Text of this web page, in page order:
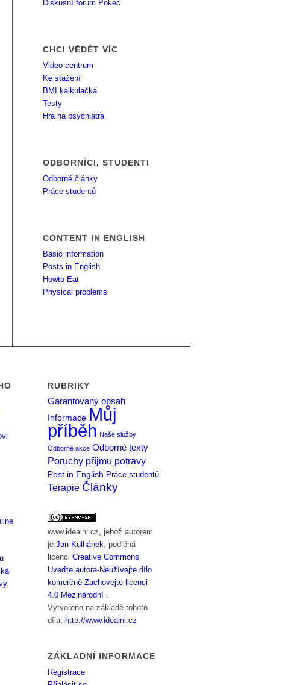
Diskusní forum Pokec
CHCI VĚDĚT VÍC
Video centrum
Ke stažení
BMI kalkulačka
Testy
Hra na psychiatra
ODBORNÍCI, STUDENTI
Odborné články
Práce studentů
CONTENT IN ENGLISH
Basic information
Posts in English
Howto Eat
Physical problems
RUBRIKY
Garantovaný obsah
Informace Můj
příběh Naše služby
Odborné akce Odborné texty
Poruchy příjmu potravy
Post in English Práce studentů
Terapie Články
www.idealni.cz, jehož autorem
jeJan Kulhánek, podléhá
licenciCreative Commons
Uveďte autora-Neužívejte dílo
komerčně-Zachovejte licenci
4.0 Mezinárodní .
Vytvořeno na základě tohoto
díla: http://www.idealni.cz
ZÁKLADNÍ INFORMACE
Registrace